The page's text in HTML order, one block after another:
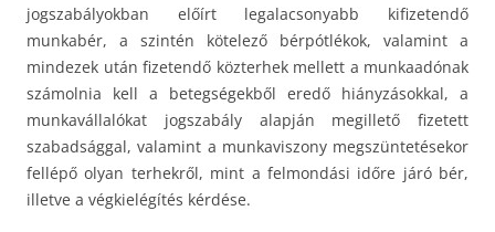
jogszabályokban előírt legalacsonyabb kifizetendő
munkabér, a szintén kötelező bérpótlékok, valamint a
mindezek után fizetendő közterhek mellett a munkaadónak
számolnia kell a betegségekből eredő hiányzásokkal, a
munkavállalókat jogszabály alapján megillető fizetett
szabadsággal, valamint a munkaviszony megszüntetésekor
fellépő olyan terhekről, mint a felmondási időre járó bér,
illetve a végkielégítés kérdése.